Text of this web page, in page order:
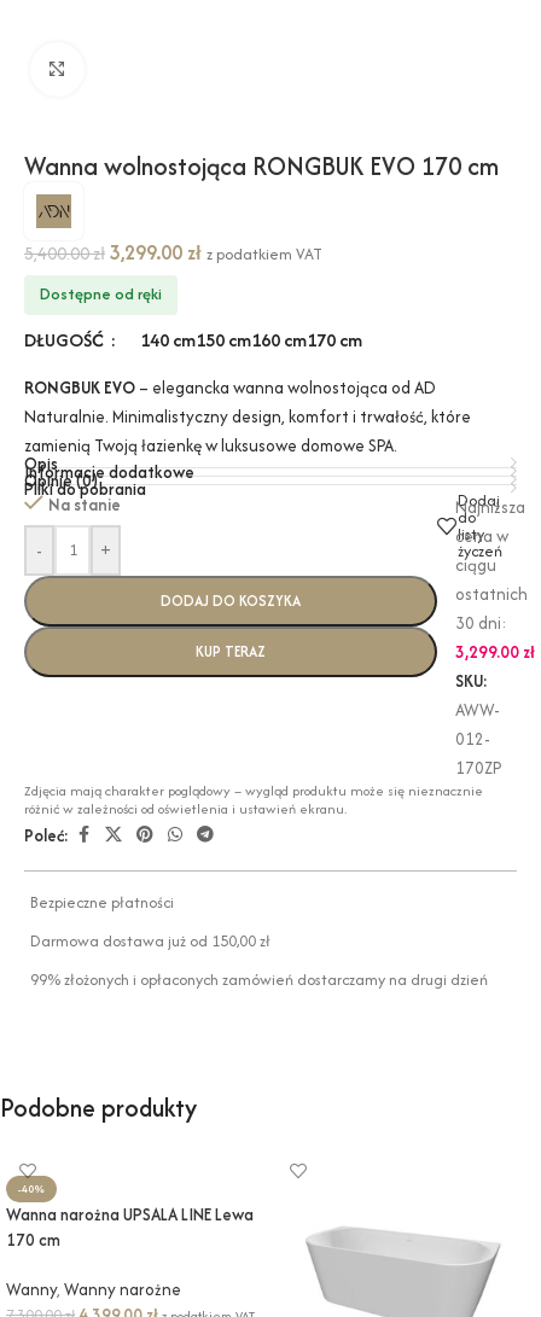
Wanna wolnostojąca RONGBUK EVO 170 cm
5,400.00zł3,299.00 zł z podatkiem VAT
Dostępne od ręki
DŁUGOŚĆ 140 cm150 cm160 cm170 cm
RONGBUK EVO – elegancka wanna wolnostojąca od AD
Naturalnie. Minimalistyczny design, komfort i trwałość, które
zamienią Twoją łazienkę w luksusowe domowe SPA.
Opis
Informacje dodatkowe
Opinie (0)
Pliki do pobrania
Na stanie
-
+
DODAJ DO KOSZYKA
KUP TERAZ
Dodaj
do
listy
życzeń
Najniższa
cena w
ciągu
ostatnich
30 dni:
3,299.00 zł
SKU:
AWW-
012-
170ZP
Zdjęcia mają charakter poglądowy – wygląd produktu może się nieznacznie
różnić w zależności od oświetlenia i ustawień ekranu.
Poleć:
Bezpieczne płatności
Darmowa dostawa już od 150,00 zł
99% złożonych i opłaconych zamówień dostarczamy na drugi dzień
Podobne produkty
-40%
Wanna narożna UPSALA LINE Lewa
170 cm
Wanny, Wanny narożne